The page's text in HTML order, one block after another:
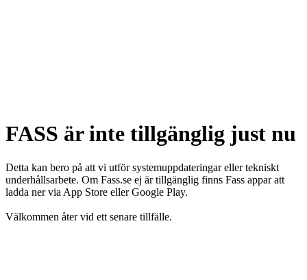
FASS är inte tillgänglig just nu
Detta kan bero på att vi utför systemuppdateringar eller tekniskt
underhållsarbete. Om Fass.se ej är tillgänglig finns Fass appar att
ladda ner via App Store eller Google Play.
Välkommen åter vid ett senare tillfälle.